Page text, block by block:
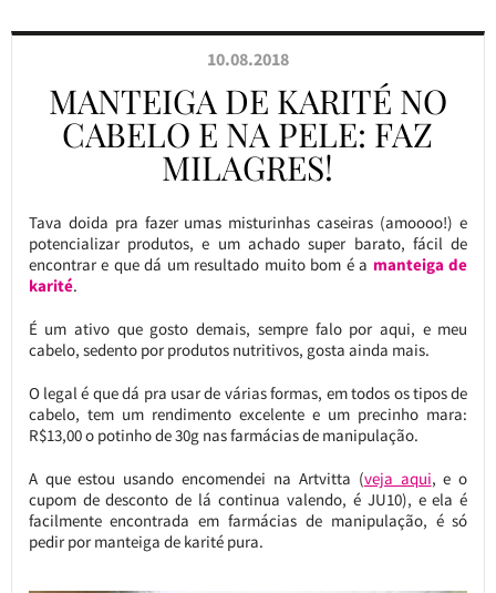
10.08.2018
MANTEIGA DE KARITÉ NO
CABELO E NA PELE: FAZ
MILAGRES!
Tava doida pra fazer umas misturinhas caseiras (amoooo!) e
potencializar produtos, e um achado super barato, fácil de
encontrar e que dá um resultado muito bom é a manteiga de
karité.
É um ativo que gosto demais, sempre falo por aqui, e meu
cabelo, sedento por produtos nutritivos, gosta ainda mais.
O legal é que dá pra usar de várias formas, em todos os tipos de
cabelo, tem um rendimento excelente e um precinho mara:
R$13,00 o potinho de 30g nas farmácias de manipulação.
A que estou usando encomendei na Artvitta (veja aqui, e o
cupom de desconto de lá continua valendo, é JU10), e ela é
facilmente encontrada em farmácias de manipulação, é só
pedir por manteiga de karité pura.